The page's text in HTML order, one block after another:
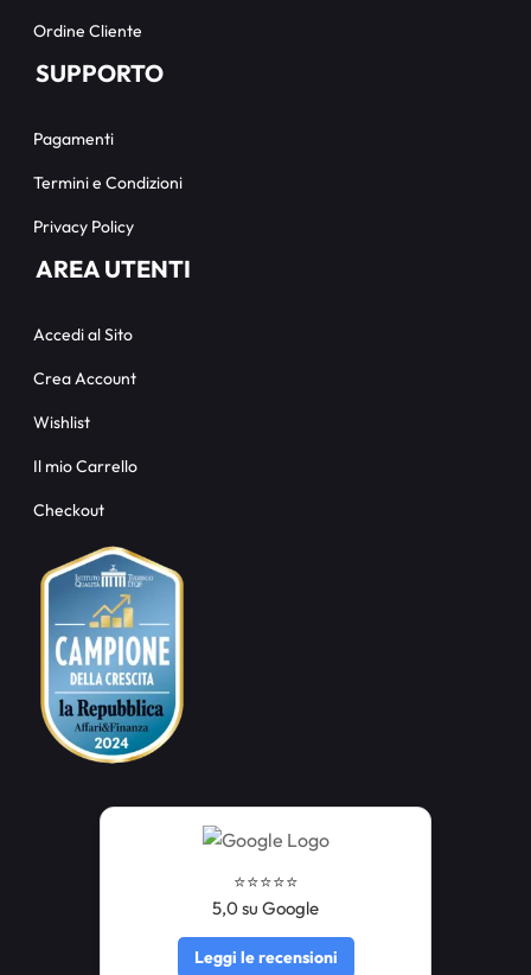
Ordine Cliente
SUPPORTO
Pagamenti
Termini e Condizioni
Privacy Policy
AREA UTENTI
Accedi al Sito
Crea Account
Wishlist
Il mio Carrello
Checkout
⭐️⭐️⭐️⭐️⭐️
5,0 su Google
Leggi le recensioni